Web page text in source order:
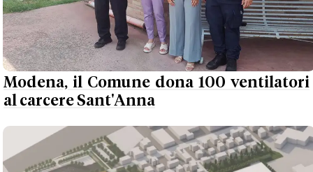
Modena, il Comune dona 100 ventilatori
al carcere Sant'Anna